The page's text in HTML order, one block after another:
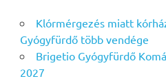
Klórmérgezés miatt
Gyógyfürdő több vendége
Brigetio Gyógyfürdő
2027